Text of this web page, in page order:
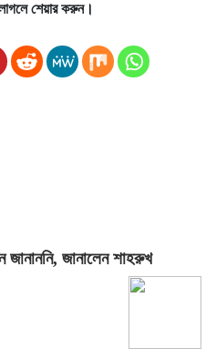
শেয়ার করুন।
জানাননি, জানালেন শাহরুখ